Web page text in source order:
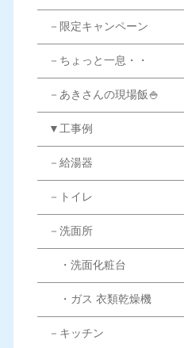
－限定キャンペーン
－ちょっと一息・・
－あきさんの現場飯🍚
▼工事例
－給湯器
－トイレ
－洗面所
・洗面化粧台
・ガス 衣類乾燥機
－キッチン